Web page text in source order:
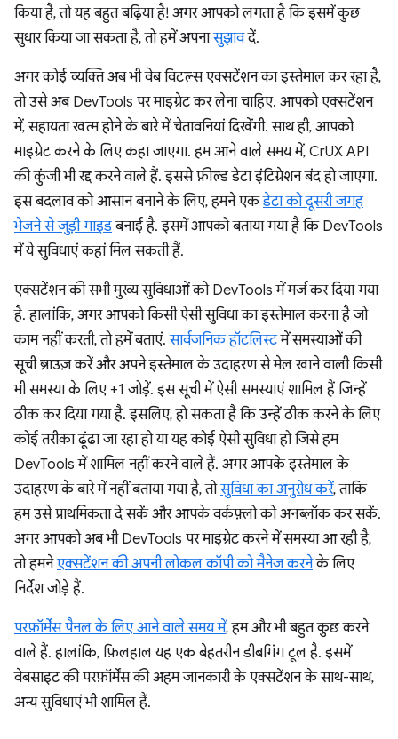
किया है, तो यह बहुत बढ़िया है! अगर आपको लगता है कि इसमें कुछ
सुधार किया जा सकता है, तो हमें अपनासुझावदें.
अगर कोई व्यक्ति अब भी वेब विटल्स एक्सटेंशन का इस्तेमाल कर रहा है,
तो उसे अब DevTools पर माइग्रेट कर लेना चाहिए. आपको एक्सटेंशन
में, सहायता खत्म होने के बारे में चेतावनियां दिखेंगी. साथ ही, आपको
माइग्रेट करने के लिए कहा जाएगा. हम आने वाले समय में, CrUX API
की कुंजी भी रद्द करने वाले हैं. इससे फ़ील्ड डेटा इंटिग्रेशन बंद हो जाएगा.
इस बदलाव को आसान बनाने के लिए, हमने एकडेटा को दूसरी जगह
भेजने से जुड़ी गाइडबनाई है. इसमें आपको बताया गया है कि DevTools
में ये सुविधाएं कहां मिल सकती हैं.
एक्सटेंशन की सभी मुख्य सुविधाओं को DevTools में मर्ज कर दिया गया
है. हालांकि, अगर आपको किसी ऐसी सुविधा का इस्तेमाल करना है जो
काम नहीं करती, तो हमें बताएं.सार्वजनिक हॉटलिस्टमें समस्याओं की
सूची ब्राउज़ करें और अपने इस्तेमाल के उदाहरण से मेल खाने वाली किसी
भी समस्या के लिए +1 जोड़ें. इस सूची में ऐसी समस्याएं शामिल हैं जिन्हें
ठीक कर दिया गया है. इसलिए, हो सकता है कि उन्हें ठीक करने के लिए
कोई तरीका ढूंढा जा रहा हो या यह कोई ऐसी सुविधा हो जिसे हम
DevTools में शामिल नहीं करने वाले हैं. अगर आपके इस्तेमाल के
उदाहरण के बारे में नहीं बताया गया है, तोसुविधा का अनुरोध करें, ताकि
हम उसे प्राथमिकता दे सकें और आपके वर्कफ़्लो को अनब्लॉक कर सकें.
अगर आपको अब भी DevTools पर माइग्रेट करने में समस्या आ रही है,
तो हमनेएक्सटेंशन की अपनी लोकल कॉपी को मैनेज करनेके लिए
निर्देश जोड़े हैं.
परफ़ॉर्मेंस पैनल के लिए आने वाले समय में, हम और भी बहुत कुछ करने
वाले हैं. हालांकि, फ़िलहाल यह एक बेहतरीन डीबगिंग टूल है. इसमें
वेबसाइट की परफ़ॉर्मेंस की अहम जानकारी के एक्सटेंशन के साथ-साथ,
अन्य सुविधाएं भी शामिल हैं.